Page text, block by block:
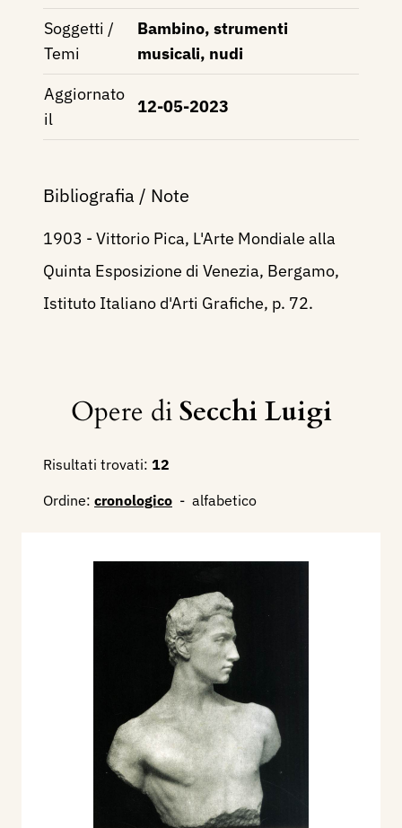
Soggetti /
Temi
Bambino, strumenti
musicali, nudi
Aggiornato
il
12-05-2023
Bibliografia / Note
1903 - Vittorio Pica, L'Arte Mondiale alla
Quinta Esposizione di Venezia, Bergamo,
Istituto Italiano d'Arti Grafiche, p. 72.
Opere diSecchi Luigi
Risultati trovati: 12
Ordine: cronologico - alfabetico